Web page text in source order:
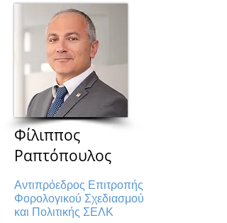
Φίλιππος
Ραπτόπουλος
Αντιπρόεδρος Επιτροπής
Φορολογικού Σχεδιασμού
και Πολιτικής ΣΕΛΚ